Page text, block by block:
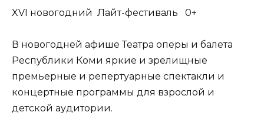
XVI новогодний Лайт-фестиваль 0+
В новогодней афише Театра оперы и балета
Республики Коми яркие и зрелищные
премьерные и репертуарные спектакли и
концертные программы для взрослой и
детской аудитории.